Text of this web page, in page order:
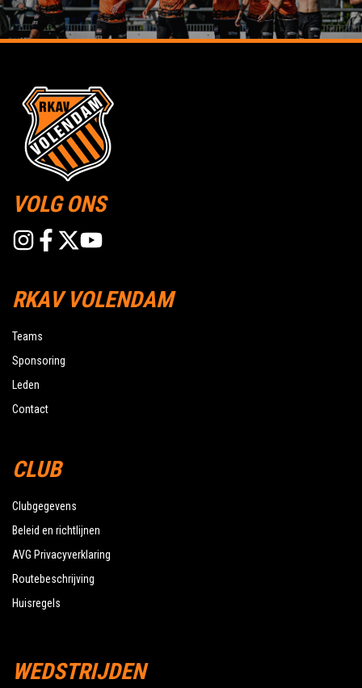
VOLG ONS
RKAV VOLENDAM
Teams
Sponsoring
Leden
Contact
CLUB
Clubgegevens
Beleid en richtlijnen
AVG Privacyverklaring
Routebeschrijving
Huisregels
WEDSTRIJDEN